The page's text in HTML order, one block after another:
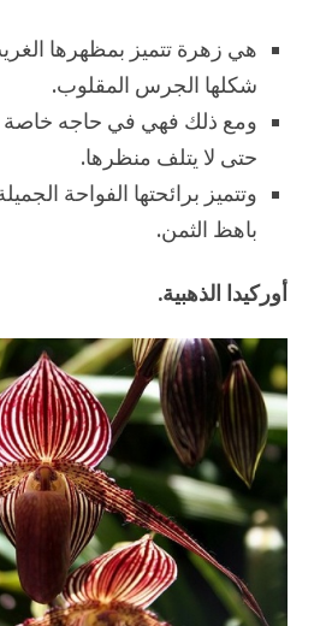
هي زهرة تتميز بمظهرها
شكلها الجرس المقلوب.
ومع ذلك فهي في حاجه خاصة
حتى لا يتلف منظرها.
وتتميز برائحتها الفواحة
باهظ الثمن.
أوركيدا الذهبية.